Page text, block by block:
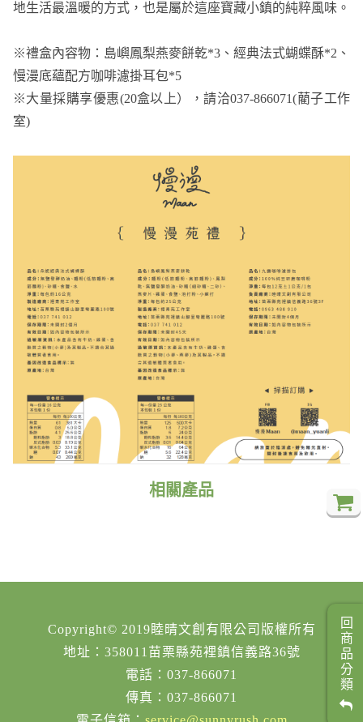
地生活最溫暖的方式，也是屬於這座寶藏小鎮的純粹風味。
※禮盒內容物：島嶼鳳梨燕麥餅乾*3、經典法式蝴蝶酥*2、
慢漫底蘊配方咖啡濾掛耳包*5
※大量採購享優惠(20盒以上），請洽037-866071(藺子工作
室)
相關產品
Copyright© 2019睦晴文創有限公司版權所有
地址：358011苗栗縣苑裡鎮信義路36號
電話：037-866071
傳真：037-866071
回商品分類